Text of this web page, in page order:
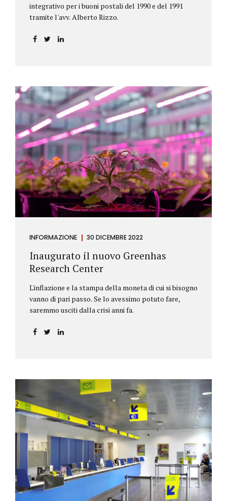
integrativo per i buoni postali del 1990 e del 1991
tramite l'avv. Alberto Rizzo.
INFORMAZIONE 30 DICEMBRE 2022
Inaugurato il nuovo Greenhas
Research Center
L'inflazione e la stampa della moneta di cui si bisogno
vanno di pari passo. Se lo avessimo potuto fare,
saremmo usciti dalla crisi anni fa.